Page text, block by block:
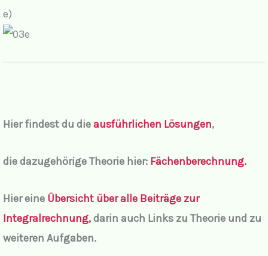
e)
Hier findest du dieausführlichen Lösungen,
die dazugehörige Theorie hier: Fächenberechnung.
Hier eine Übersicht über alle Beiträge zur
Integralrechnung,darin auch Links zu Theorie und zu
weiteren Aufgaben.